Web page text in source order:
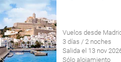
Vuelos desde
3 días / 2 noches
Salida el 13 nov
Sólo alojamiento